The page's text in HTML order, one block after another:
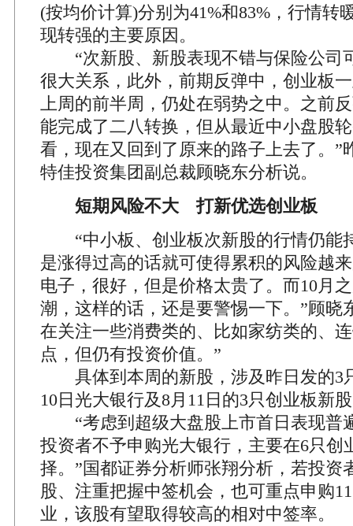
(按均价计算)分别为41%和83%，行情转
现转强的主要原因。
“次新股、新股表现不错与保险公司
很大关系，此外，前期反弹中，创业板
上周的前半周，仍处在弱势之中。之前
能完成了二八转换，但从最近中小盘股
看，现在又回到了原来的路子上去了。”
特佳投资集团副总裁顾晓东分析说。
短期风险不大 打新优选创业板
“中小板、创业板次新股的行情仍能
是涨得过高的话就可使得累积的风险越
电子，很好，但是价格太贵了。而10月
潮，这样的话，还是要警惕一下。”顾晓
在关注一些消费类的、比如家纺类的、
点，但仍有投资价值。”
具体到本周的新股，涉及昨日发的3
10日光大银行及8月11日的3只创业板新
“考虑到超级大盘股上市首日表现普
投资者不予申购光大银行，主要在6只创
择。”国都证券分析师张翔分析，若投资
股、注重把握中签机会，也可重点申购
业，该股有望取得较高的相对中签率。